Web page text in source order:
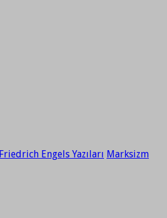
Friedrich Engels Yazıları Marksizm